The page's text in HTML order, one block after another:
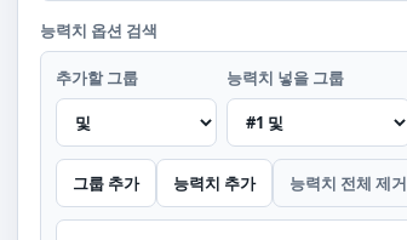
능력치 옵션 검색
추가할 그룹 능력치 넣을 그룹
그룹 추가 능력치 추가 능력치 전체 제거